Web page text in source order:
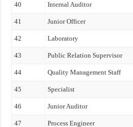
40 Internal Auditor
41 Junior Officer
42 Laboratory
43 Public Relation Supervisor
44 Quality Management Staff
45 Specialist
46 Junior Auditor
47 Process Engineer